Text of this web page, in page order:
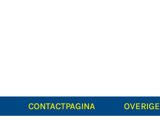
CONTACTPAGINA OVERIGE